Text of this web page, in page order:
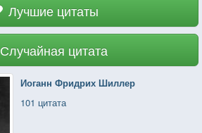
Лучшие цитаты
Случайная цитата
Иоганн Фридрих Шиллер
101 цитата